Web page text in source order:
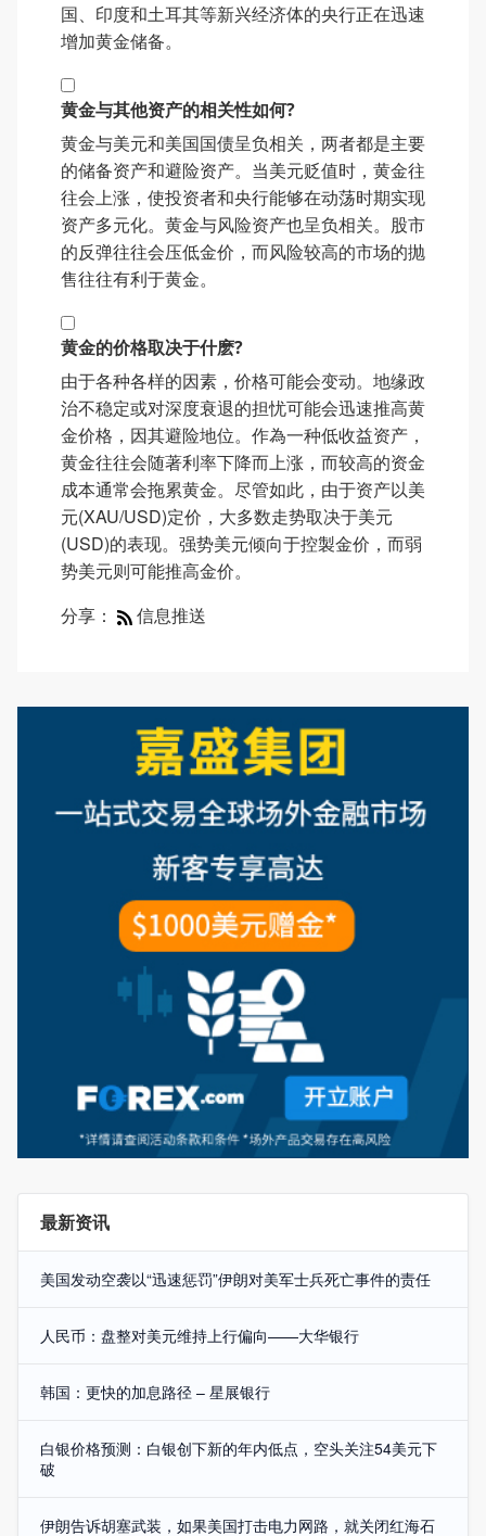
国、印度和土耳其等新兴经济体的央行正在迅速
增加黄金储备。
黄金与其他资产的相关性如何?
黄金与美元和美国国债呈负相关，两者都是主要
的储备资产和避险资产。当美元贬值时，黄金往
往会上涨，使投资者和央行能够在动荡时期实现
资产多元化。黄金与风险资产也呈负相关。股市
的反弹往往会压低金价，而风险较高的市场的抛
售往往有利于黄金。
黄金的价格取决于什麽?
由于各种各样的因素，价格可能会变动。地缘政
治不稳定或对深度衰退的担忧可能会迅速推高黄
金价格，因其避险地位。作為一种低收益资产，
黄金往往会随著利率下降而上涨，而较高的资金
成本通常会拖累黄金。尽管如此，由于资产以美
元(XAU/USD)定价，大多数走势取决于美元
(USD)的表现。强势美元倾向于控製金价，而弱
势美元则可能推高金价。
分享：
信息推送
最新资讯
美国发动空袭以“迅速惩罚”伊朗对美军士兵死亡事件的责任
人民币：盘整对美元维持上行偏向——大华银行
韩国：更快的加息路径 – 星展银行
白银价格预测：白银创下新的年内低点，空头关注54美元下
破
伊朗告诉胡塞武装，如果美国打击电力网路，就关闭红海石